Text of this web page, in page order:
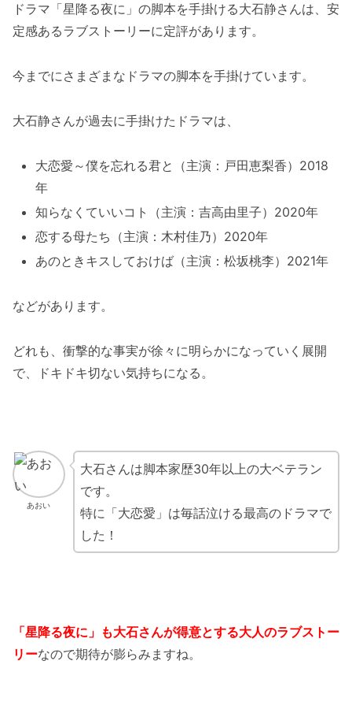
ドラマ「星降る夜に」の脚本を手掛ける大石静さんは、安
定感あるラブストーリーに定評があります。
今までにさまざまなドラマの脚本を手掛けています。
大石静さんが過去に手掛けたドラマは、
大恋愛～僕を忘れる君と（主演：戸田恵梨香）2018
年
知らなくていいコト（主演：吉高由里子）2020年
恋する母たち（主演：木村佳乃）2020年
あのときキスしておけば（主演：松坂桃李）2021年
などがあります。
どれも、衝撃的な事実が徐々に明らかになっていく展開
で、ドキドキ切ない気持ちになる。
あおい
大石さんは脚本家歴30年以上の大ベテラン
です。
特に「大恋愛」は毎話泣ける最高のドラマで
した！
「星降る夜に」も大石さんが得意とする大人のラブストー
リーなので期待が膨らみますね。